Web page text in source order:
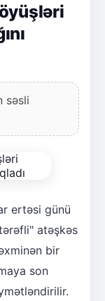
səsli
ertəsi günü
atəşkəs
bir
son